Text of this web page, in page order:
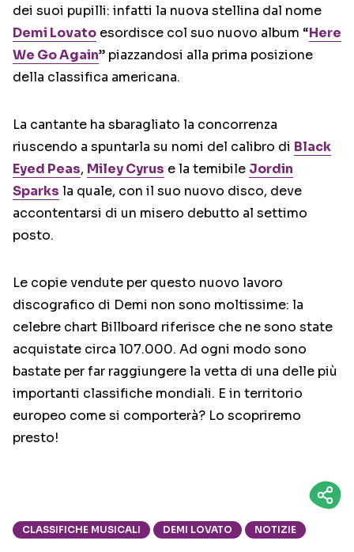
dei suoi pupilli: infatti la nuova stellina dal nome
Demi Lovato esordisce col suo nuovo album “Here
We Go Again” piazzandosi alla prima posizione
della classifica americana.
La cantante ha sbaragliato la concorrenza
riuscendo a spuntarla su nomi del calibro di Black
Eyed Peas, Miley Cyrus e la temibile Jordin
Sparks la quale, con il suo nuovo disco, deve
accontentarsi di un misero debutto al settimo
posto.
Le copie vendute per questo nuovo lavoro
discografico di Demi non sono moltissime: la
celebre chart Billboard riferisce che ne sono state
acquistate circa 107.000. Ad ogni modo sono
bastate per far raggiungere la vetta di una delle più
importanti classifiche mondiali. E in territorio
europeo come si comporterà? Lo scopriremo
presto!
CLASSIFICHE MUSICALI DEMI LOVATO NOTIZIE